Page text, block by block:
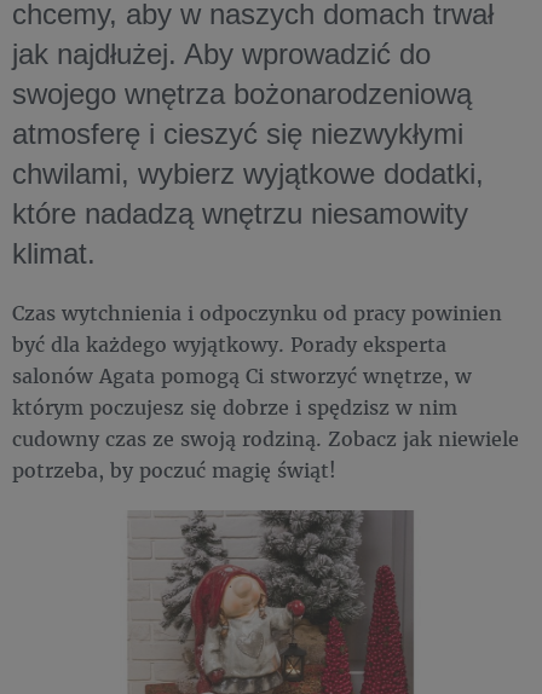
chcemy, aby w naszych domach trwał
jak najdłużej. Aby wprowadzić do
swojego wnętrza bożonarodzeniową
atmosferę i cieszyć się niezwykłymi
chwilami, wybierz wyjątkowe dodatki,
które nadadzą wnętrzu niesamowity
klimat.
Czas wytchnienia i odpoczynku od pracy powinien
być dla każdego wyjątkowy. Porady eksperta
salonów Agata pomogą Ci stworzyć wnętrze, w
którym poczujesz się dobrze i spędzisz w nim
cudowny czas ze swoją rodziną. Zobacz jak niewiele
potrzeba, by poczuć magię świąt!